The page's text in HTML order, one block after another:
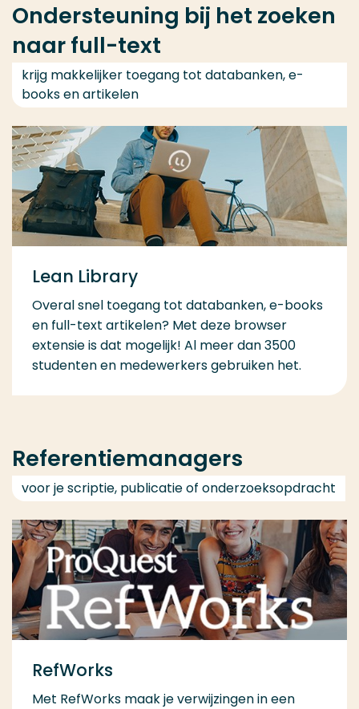
Ondersteuning bij het zoeken
naar full-text
krijg makkelijker toegang tot databanken, e-
books en artikelen
Lean Library
Overal snel toegang tot databanken, e-books
en full-text artikelen? Met deze browser
extensie is dat mogelijk! Al meer dan 3500
studenten en medewerkers gebruiken het.
Referentiemanagers
voor je scriptie, publicatie of onderzoeksopdracht
RefWorks
Met RefWorks maak je verwijzingen in een